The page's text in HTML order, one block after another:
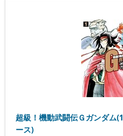
超級！機動武闘伝Ｇガンダム
ース)